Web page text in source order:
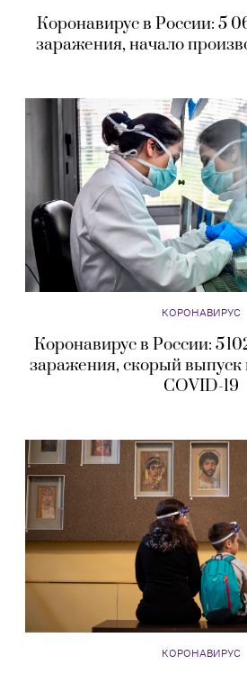
Коронавирус в России: 5
заражения, начало
КОРОНАВИРУС
Коронавирус в России: 5
заражения, скорый
COVID-19
КОРОНАВИРУС